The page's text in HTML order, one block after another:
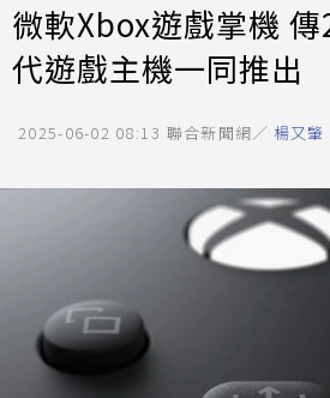
微軟Xbox遊戲掌機
代遊戲主機一同推出
2025-06-02 08:13 聯合新聞網／ 楊又肇